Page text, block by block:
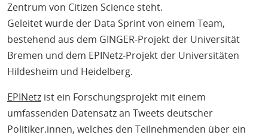
Zentrum von Citizen Science steht.
Geleitet wurde der Data Sprint von einem Team,
bestehend aus dem GINGER-Projekt der Universität
Bremen und dem EPINetz-Projekt der Universitäten
Hildesheim und Heidelberg.
EPINetz ist ein Forschungsprojekt mit einem
umfassenden Datensatz an Tweets deutscher
Politiker.innen, welches den Teilnehmenden über ein